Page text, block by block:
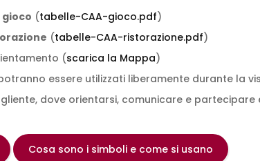
(tabelle-CAA-gioco.pdf)
(tabelle-CAA-ristorazione.pdf)
(scarica la Mappa)
essere utilizzati liberamente durante la
dove orientarsi, comunicare e
Cosa sono i simboli e come si usano